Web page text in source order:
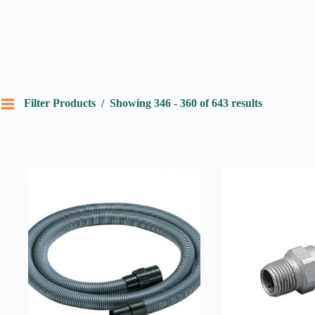
Filter Products Showing 346 - 360 of 643 results